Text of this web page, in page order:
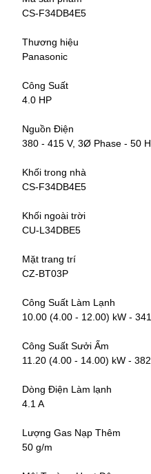
CS-F34DB4E5
Thương hiệu
Panasonic
Công Suất
4.0 HP
Nguồn Điện
380 - 415 V, 3Ø Phase - 50
Khối trong nhà
CS-F34DB4E5
Khối ngoài trời
CU-L34DBE5
Mặt trang trí
CZ-BT03P
Công Suất Làm Lạnh
10.00 (4.00 - 12.00) kW -
Công Suất Sưởi Ấm
11.20 (4.00 - 14.00) kW -
Dòng Điện Làm lạnh
4.1 A
Lượng Gas Nạp Thêm
50 g/m